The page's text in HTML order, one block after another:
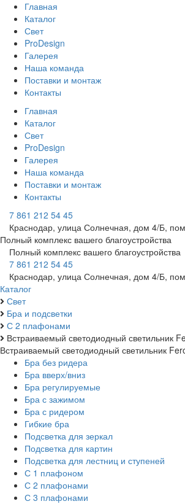
Главная
Каталог
Свет
ProDesign
Галерея
Наша команда
Поставки и монтаж
Контакты
Главная
Каталог
Свет
ProDesign
Галерея
Наша команда
Поставки и монтаж
Контакты
7 861 212 54 45
Краснодар, улица Солнечная, дом 4/Б,
Полный комплекс вашего благоустройства
Полный комплекс вашего благоустройства
7 861 212 54 45
Краснодар, улица Солнечная, дом 4/Б,
Каталог
Свет
Бра и подсветки
С 2 плафонами
Встраиваемый светодиодный светильник
Встраиваемый светодиодный светильник
Бра без ридера
Бра вверх/вниз
Бра регулируемые
Бра с зажимом
Бра с ридером
Гибкие бра
Подсветка для зеркал
Подсветка для картин
Подсветка для лестниц и ступеней
С 1 плафоном
С 2 плафонами
С 3 плафонами